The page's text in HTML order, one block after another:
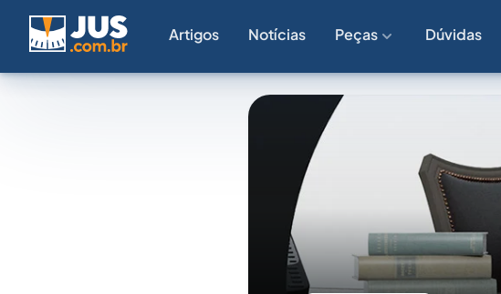
Artigos Notícias Peças Dúvidas